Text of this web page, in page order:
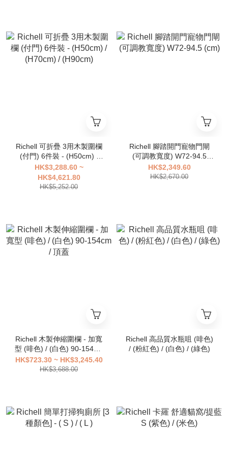
Richell 可折疊 3用木製圍欄
(付門) 6件裝 - (H50cm) /
(H70cm) / (H90cm)
HK$3,288.60 ~
HK$4,621.80
HK$5,252.00
Richell 腳踏開門寵物門閘
(可調教寬度) W72-94.5
(cm)
HK$2,349.60
HK$2,670.00
Richell 木製伸縮圍欄 - 加寬
型 (啡色) / (白色) 90-154cm
/ 頂蓋
HK$723.30 ~ HK$3,245.40
HK$3,688.00
Richell 高品質水瓶咀 (啡色)
/ (粉紅色) / (白色) / (綠色)